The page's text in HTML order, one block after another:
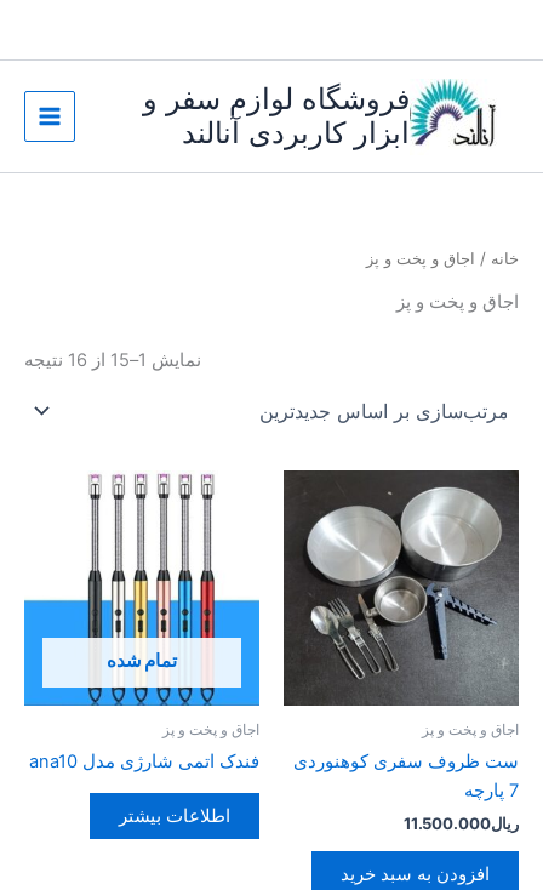
فروشگاه لوازم سفر و
ابزار کاربردی آنالند
خانه / اجاق و پخت و پز
اجاق و پخت و پز
نمایش 1–15 از 16 نتیجه
اجاق و پخت و پز
ست ظروف سفری کوهنوردی
7 پارچه
ریال11.500.000
افزودن به سبد خرید
تمام شده
اجاق و پخت و پز
فندک اتمی شارژی مدل ana10
اطلاعات بیشتر